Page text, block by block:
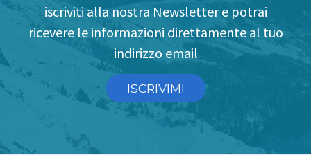
iscriviti alla nostra Newsletter e potrai
ricevere le informazioni direttamente al tuo
indirizzo email
ISCRIVIMI